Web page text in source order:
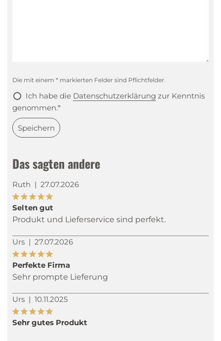
Das sagten andere
Ruth | 27.07.2026
Selten gut
Produkt und Lieferservice sind perfekt.
Urs | 27.07.2026
Perfekte Firma
Sehr prompte Lieferung
Urs | 10.11.2025
Sehr gutes Produkt
Die mit einem * markierten Felder sind Pflichtfelder.
Ich habe die Datenschutzerklärung zur Kenntnis
genommen.*
Speichern